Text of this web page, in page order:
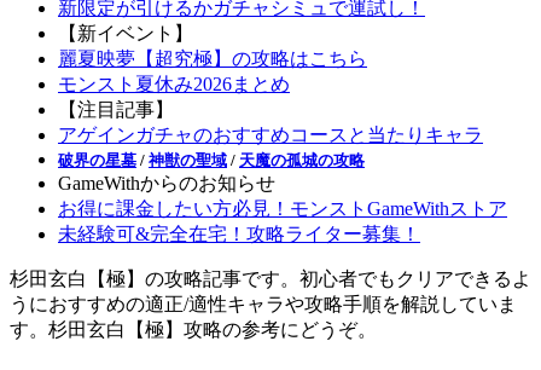
新限定が引けるかガチャシミュで運試し！
【新イベント】
麗夏映夢【超究極】の攻略はこちら
モンスト夏休み2026まとめ
【注目記事】
アゲインガチャのおすすめコースと当たりキャラ
破界の星墓 / 神獣の聖域 / 天魔の孤城の攻略
GameWithからのお知らせ
お得に課金したい方必見！モンストGameWithストア
未経験可&完全在宅！攻略ライター募集！
杉田玄白【極】の攻略記事です。初心者でもクリアできるよ
うにおすすめの適正/適性キャラや攻略手順を解説していま
す。杉田玄白【極】攻略の参考にどうぞ。